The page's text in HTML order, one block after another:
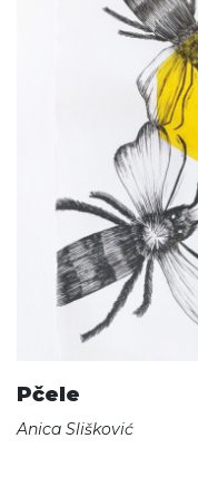
Pčele
Anica Slišković